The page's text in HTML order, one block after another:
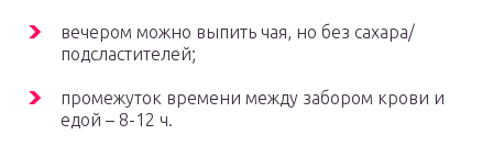
вечером можно выпить чая, но без сахара/
подсластителей;
промежуток времени между забором крови и
едой – 8-12 ч.